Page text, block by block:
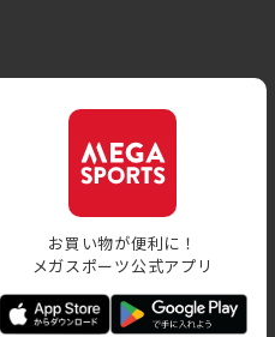
お買い物が便利に！
メガスポーツ公式アプリ